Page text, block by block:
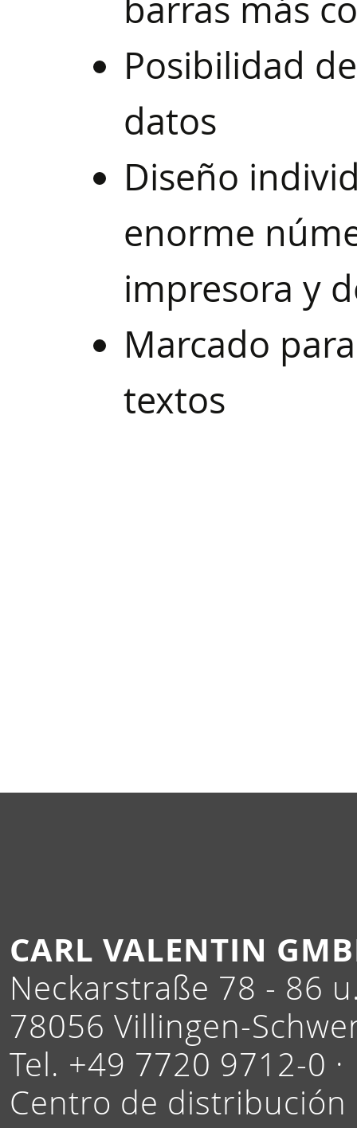
barras más
Posibilidad
datos
Diseño
enorme
impresora y
Marcado
textos
CARL VALENTIN
Neckarstraße 78 - 86
78056 Villingen-
Tel. +49 7720 9712-0 ·
Centro de distribución